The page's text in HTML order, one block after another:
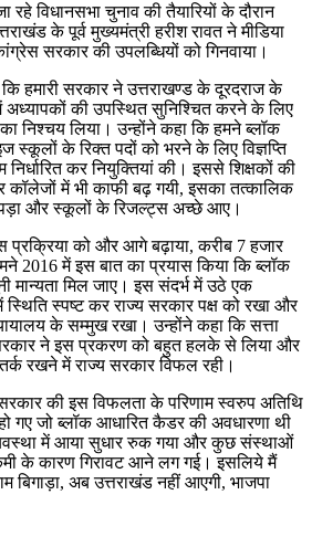
रहे विधानसभा चुनाव की तैयारियों के दौरान
के पूर्व मुख्यमंत्री हरीश रावत ने मीडिया
सरकार की उपलब्धियों को गिनवाया।
कि हमारी सरकार ने उत्तराखण्ड के दूरदराज के
की उपस्थित सुनिश्चित करने के लिए
निश्चय लिया। उन्होंने कहा कि हमने ब्लॉक
स्कूलों के रिक्त पदों को भरने के लिए विज्ञप्ति
कर नियुक्तियां की। इससे शिक्षकों की
में भी काफी बढ़ गयी, इसका तत्कालिक
पड़ा और स्कूलों के रिजल्ट्स अच्छे आए।
प्रक्रिया को और आगे बढ़ाया, करीब 7 हजार
2016 में इस बात का प्रयास किया कि ब्लॉक
मान्यता मिल जाए। इस संदर्भ में उठे एक
स्थिति स्पष्ट कर राज्य सरकार पक्ष को रखा और
के सम्मुख रखा। उन्होंने कहा कि सत्ता
सरकार ने इस प्रकरण को बहुत हलके से लिया और
रखने में राज्य सरकार विफल रही।
की इस विफलता के परिणाम स्वरुप अतिथि
गए जो ब्लॉक आधारित कैडर की अवधारणा थी
में आया सुधार रुक गया और कुछ संस्थाओं
कमी के कारण गिरावट आने लग गई। इसलिये मैं
बिगाड़ा, अब उत्तराखंड नहीं आएगी, भाजपा